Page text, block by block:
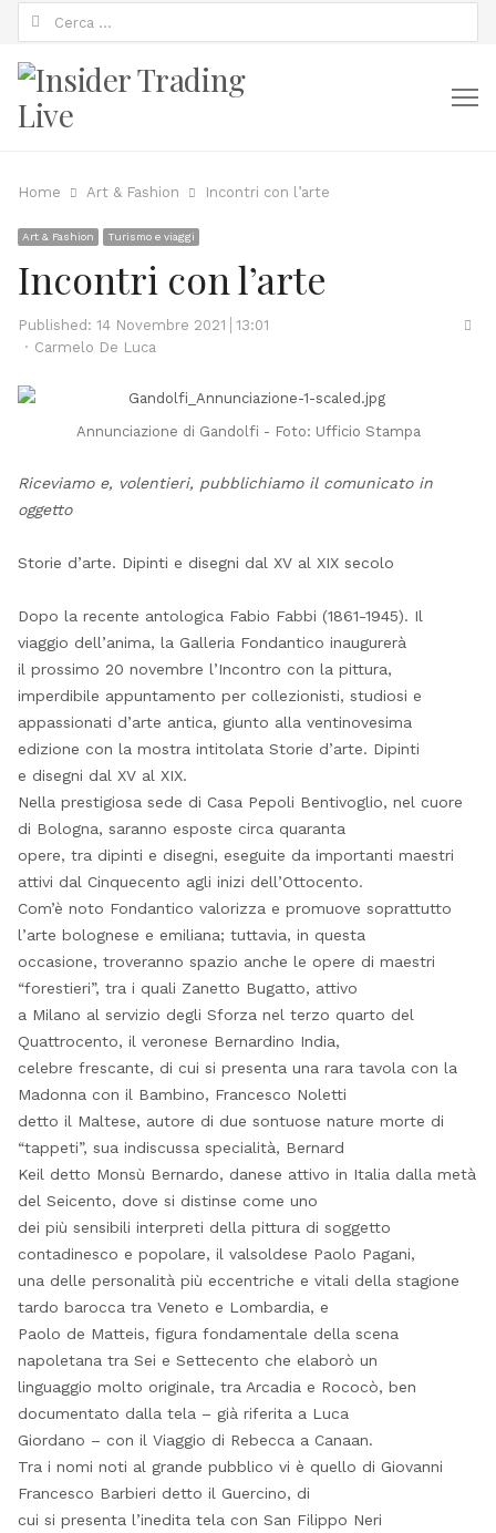
Ricerca
per:
Home Art & Fashion Incontri con l’arte
Art & Fashion Turismo e viaggi
Incontri con l’arte
Published: 14 Novembre 2021
13:01
Author
Carmelo De Luca
Annunciazione di Gandolfi - Foto: Ufficio Stampa
Riceviamo e, volentieri, pubblichiamo il comunicato in
oggetto
Storie d’arte. Dipinti e disegni dal XV al XIX secolo
Dopo la recente antologica Fabio Fabbi (1861-1945). Il
viaggio dell’anima, la Galleria Fondantico inaugurerà
il prossimo 20 novembre l’Incontro con la pittura,
imperdibile appuntamento per collezionisti, studiosi e
appassionati d’arte antica, giunto alla ventinovesima
edizione con la mostra intitolata Storie d’arte. Dipinti
e disegni dal XV al XIX.
Nella prestigiosa sede di Casa Pepoli Bentivoglio, nel cuore
di Bologna, saranno esposte circa quaranta
opere, tra dipinti e disegni, eseguite da importanti maestri
attivi dal Cinquecento agli inizi dell’Ottocento.
Com’è noto Fondantico valorizza e promuove soprattutto
l’arte bolognese e emiliana; tuttavia, in questa
occasione, troveranno spazio anche le opere di maestri
“forestieri”, tra i quali Zanetto Bugatto, attivo
a Milano al servizio degli Sforza nel terzo quarto del
Quattrocento, il veronese Bernardino India,
celebre frescante, di cui si presenta una rara tavola con la
Madonna con il Bambino, Francesco Noletti
detto il Maltese, autore di due sontuose nature morte di
“tappeti”, sua indiscussa specialità, Bernard
Keil detto Monsù Bernardo, danese attivo in Italia dalla metà
del Seicento, dove si distinse come uno
dei più sensibili interpreti della pittura di soggetto
contadinesco e popolare, il valsoldese Paolo Pagani,
una delle personalità più eccentriche e vitali della stagione
tardo barocca tra Veneto e Lombardia, e
Paolo de Matteis, figura fondamentale della scena
napoletana tra Sei e Settecento che elaborò un
linguaggio molto originale, tra Arcadia e Rococò, ben
documentato dalla tela – già riferita a Luca
Giordano – con il Viaggio di Rebecca a Canaan.
Tra i nomi noti al grande pubblico vi è quello di Giovanni
Francesco Barbieri detto il Guercino, di
cui si presenta l’inedita tela con San Filippo Neri